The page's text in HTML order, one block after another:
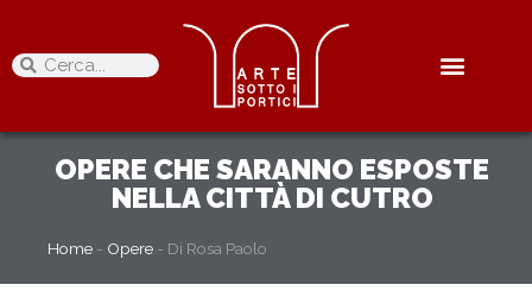
OPERE CHE SARANNO ESPOSTE
NELLA CITTÀ DI CUTRO
Home - Opere - Di Rosa Paolo